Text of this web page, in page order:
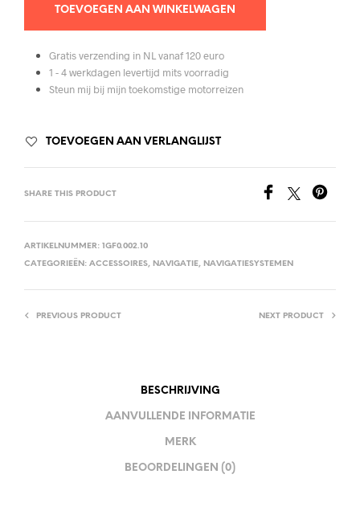
TOEVOEGEN AAN WINKELWAGEN
Gratis verzending in NL vanaf 120 euro
1 - 4 werkdagen levertijd mits voorradig
Steun mij bij mijn toekomstige motorreizen
TOEVOEGEN AAN VERLANGLIJST
SHARE THIS PRODUCT
ARTIKELNUMMER: 1GF0.002.10
CATEGORIEËN: ACCESSOIRES, NAVIGATIE, NAVIGATIESYSTEMEN
PREVIOUS PRODUCT NEXT PRODUCT
BESCHRIJVING
AANVULLENDE INFORMATIE
MERK
BEOORDELINGEN (0)